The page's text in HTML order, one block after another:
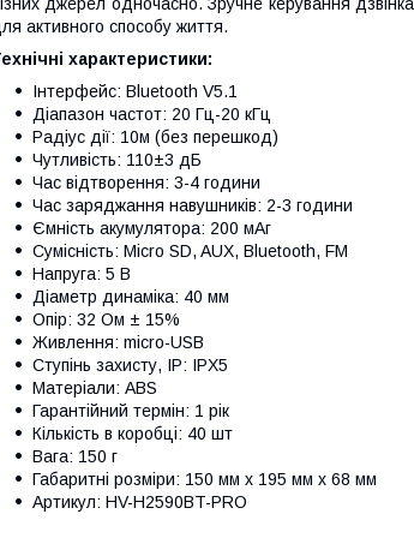
джерел одночасно. Зручне керування
активного способу життя.
характеристики:
Інтерфейс: Bluetooth V5.1
Діапазон частот: 20 Гц-20 кГц
Радіус дії: 10м (без перешкод)
Чутливість: 110±3 дБ
Час відтворення: 3-4 години
Час заряджання навушників: 2-3 години
Ємність акумулятора: 200 мАг
Сумісність: Micro SD, AUX, Bluetooth, FM
Напруга: 5 В
Діаметр динаміка: 40 мм
Опір: 32 Ом ± 15%
Живлення: micro-USB
Ступінь захисту, IP: IPX5
Матеріали: ABS
Гарантійний термін: 1 рік
Кількість в коробці: 40 шт
Вага: 150 г
Габаритні розміри: 150 мм x 195 мм x 68 мм
Артикул: HV-H2590BT-PRO